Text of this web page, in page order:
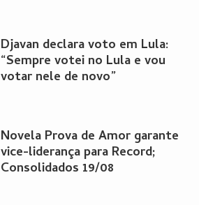
Djavan declara voto em Lula:
“Sempre votei no Lula e vou
votar nele de novo”
Novela Prova de Amor garante
vice-liderança para Record;
Consolidados 19/08